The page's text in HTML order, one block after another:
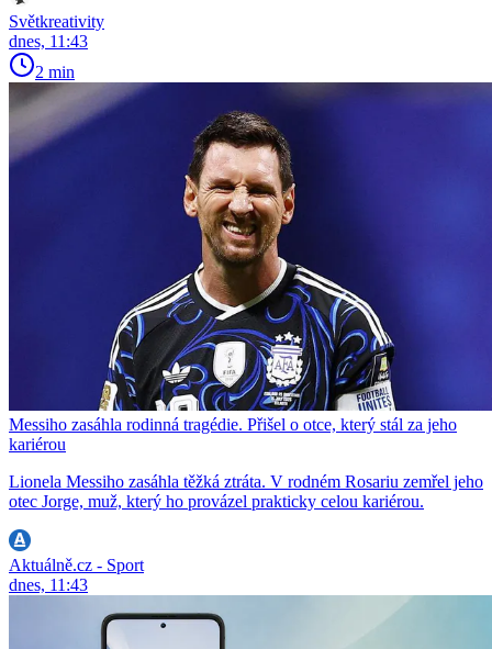
Světkreativity
dnes, 11:43
2 min
Messiho zasáhla rodinná tragédie. Přišel o otce, který stál za jeho
kariérou
Lionela Messiho zasáhla těžká ztráta. V rodném Rosariu zemřel jeho
otec Jorge, muž, který ho provázel prakticky celou kariérou.
Aktuálně.cz - Sport
dnes, 11:43